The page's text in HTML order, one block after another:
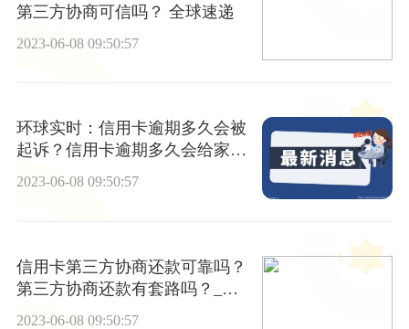
第三方协商可信吗？ 全球速递
2023-06-08 09:50:57
环球实时：信用卡逾期多久会被
起诉？信用卡逾期多久会给家人
打电话？
2023-06-08 09:50:57
信用卡第三方协商还款可靠吗？
第三方协商还款有套路吗？_每
2023-06-08 09:50:57